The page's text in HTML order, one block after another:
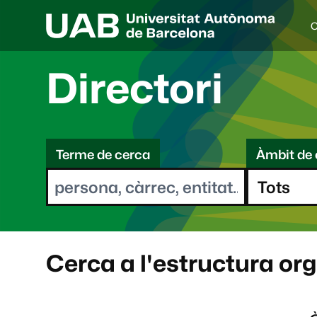
I
d
i
a
e
l
e
o
t
Directori
C
eTerme de cerca Àmbit de
Cerca a l'estructura